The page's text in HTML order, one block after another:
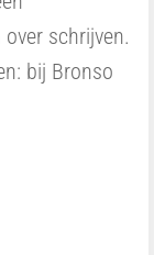
schrijven.
bij Bronso